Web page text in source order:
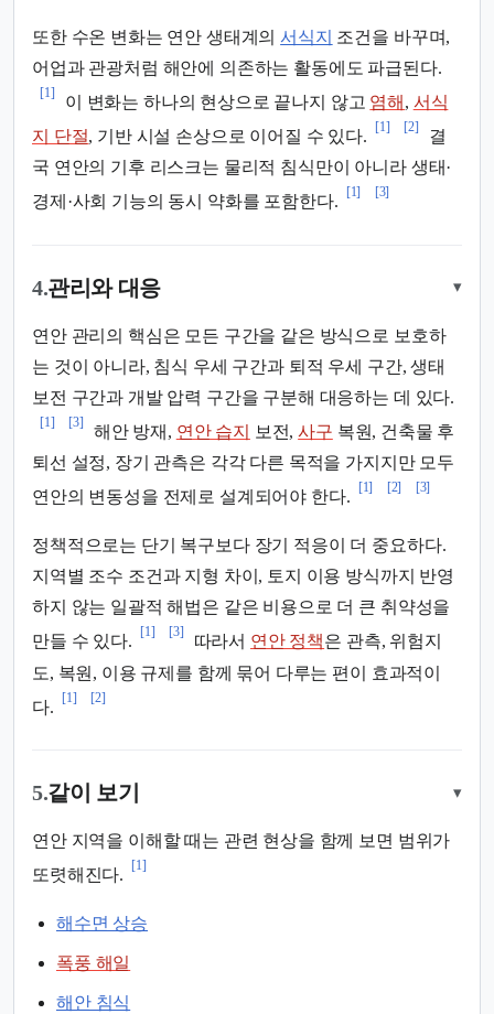
또한 수온 변화는 연안 생태계의서식지 조건을 바꾸며,
어업과 관광처럼 해안에 의존하는 활동에도 파급된다.
[1]
이 변화는 하나의 현상으로 끝나지 않고 염해 , 서식
지 단절, 기반 시설 손상으로 이어질 수 있다.
[1] [2]
결
국 연안의 기후 리스크는 물리적 침식만이 아니라 생태·
경제·사회 기능의 동시 약화를 포함한다.
[1] [3]
4.관리와 대응 ▾
연안 관리의 핵심은 모든 구간을 같은 방식으로 보호하
는 것이 아니라, 침식 우세 구간과 퇴적 우세 구간, 생태
보전 구간과 개발 압력 구간을 구분해 대응하는 데 있다.
[1] [3]
해안 방재, 연안 습지 보전,사구 복원, 건축물 후
퇴선 설정, 장기 관측은 각각 다른 목적을 가지지만 모두
연안의 변동성을 전제로 설계되어야 한다.
[1] [2] [3]
정책적으로는 단기 복구보다 장기 적응이 더 중요하다.
지역별 조수 조건과 지형 차이, 토지 이용 방식까지 반영
하지 않는 일괄적 해법은 같은 비용으로 더 큰 취약성을
만들 수 있다.
[1] [3]
따라서 연안 정책은 관측, 위험지
도, 복원, 이용 규제를 함께 묶어 다루는 편이 효과적이
다.
[1] [2]
5.같이 보기 ▾
연안 지역을 이해할 때는 관련 현상을 함께 보면 범위가
또렷해진다.
[1]
해수면 상승
폭풍 해일
해안 침식